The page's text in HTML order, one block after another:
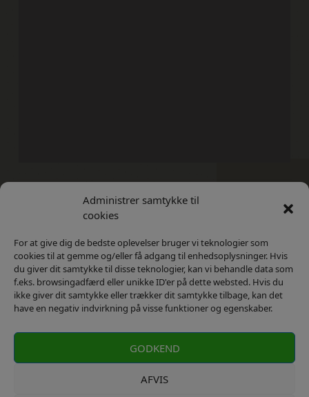
Administrer samtykke til
cookies
For at give dig de bedste oplevelser bruger vi teknologier som
cookies til at gemme og/eller få adgang til enhedsoplysninger. Hvis
du giver dit samtykke til disse teknologier, kan vi behandle data som
f.eks. browsingadfærd eller unikke ID'er på dette websted. Hvis du
ikke giver dit samtykke eller trækker dit samtykke tilbage, kan det
have en negativ indvirkning på visse funktioner og egenskaber.
GODKEND
AFVIS
Kontakt